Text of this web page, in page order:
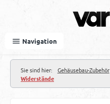
Navigation
Sie sind hier: Gehäusebau-Zubehör
Widerstände